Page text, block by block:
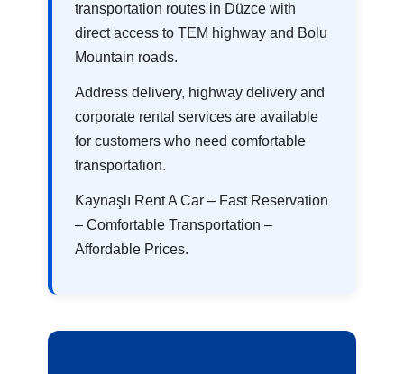
transportation routes in Düzce with
direct access to TEM highway and Bolu
Mountain roads.
Address delivery, highway delivery and
corporate rental services are available
for customers who need comfortable
transportation.
Kaynaşlı Rent A Car – Fast Reservation
– Comfortable Transportation –
Affordable Prices.